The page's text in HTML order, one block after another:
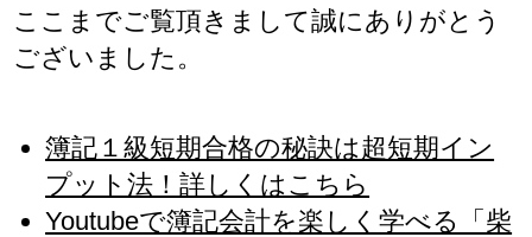
ここまでご覧頂きまして誠にありがとう
ございました。
簿記１級短期合格の秘訣は超短期イン
プット法！詳しくはこちら
Youtubeで簿記会計を楽しく学べる「柴